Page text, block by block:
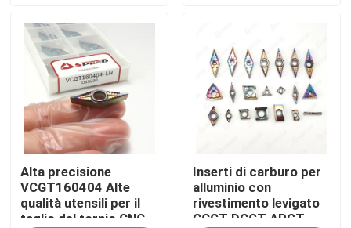
Controllo di qualità
Contattaci
notizie
Tutti i casi
Inserzione di macinazione del carburo
Alta precisione
VCGT160404 Alte
qualità utensili per il
taglio del tornio CNC
Inserti di carburo per
alluminio con
rivestimento levigato
CCGT DCGT APGT